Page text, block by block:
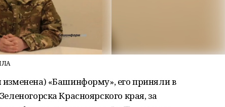
«Башинформу», его приняли в
Красноярского края, за